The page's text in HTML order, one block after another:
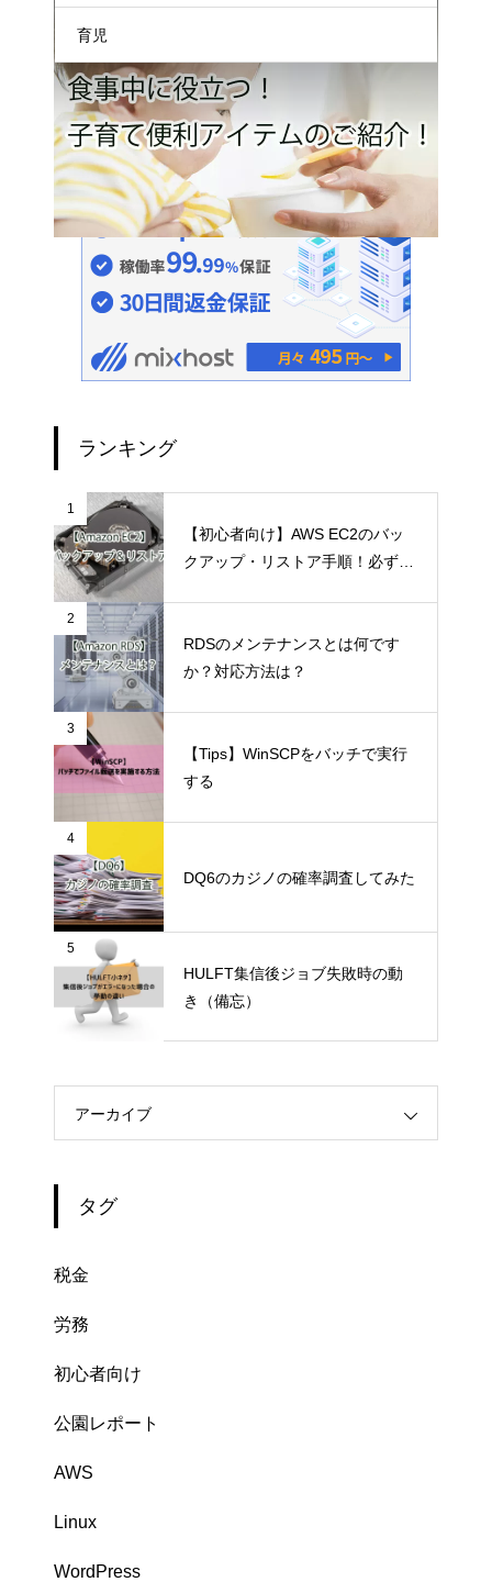
はん編
育児
ランキング
1
【初心者向け】AWS EC2のバッ
クアップ・リストア手順！必ず一
2
RDSのメンテナンスとは何です
か？対応方法は？
3
【Tips】WinSCPをバッチで実行
する
4
DQ6のカジノの確率調査してみた
5
HULFT集信後ジョブ失敗時の動
き（備忘）
アーカイブ
タグ
税金
労務
初心者向け
公園レポート
AWS
Linux
WordPress